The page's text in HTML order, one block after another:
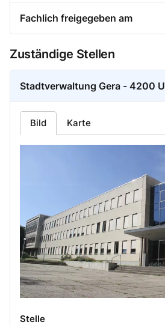
Fachlich freigegeben am
Zuständige Stellen
Stadtverwaltung Gera - 4200
Bild Karte
Stelle